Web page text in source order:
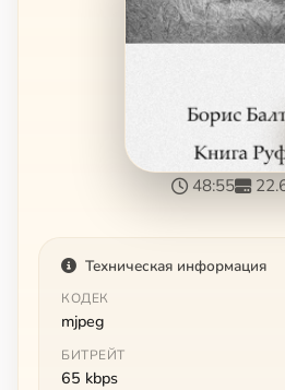
48:55
Техническая информация
КОДЕК
mjpeg
БИТРЕЙТ
65 kbps